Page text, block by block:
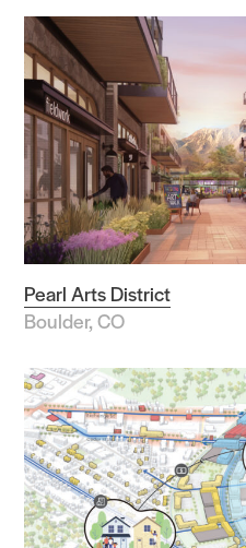
Pearl Arts District
Boulder, CO